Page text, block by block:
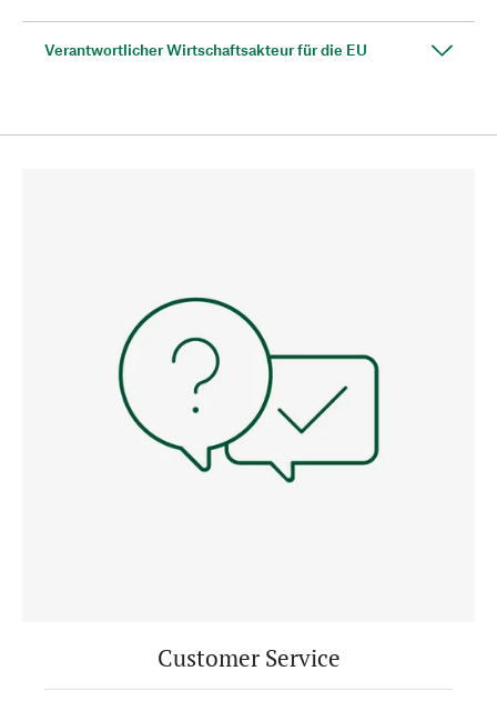
Verantwortlicher Wirtschaftsakteur für die EU
Customer Service